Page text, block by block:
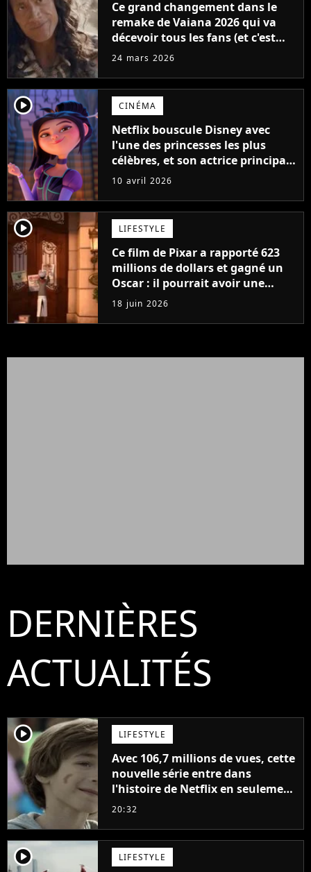
Ce grand changement dans le
remake de Vaiana 2026 qui va
décevoir tous les fans (et c'est
pas la perruque de Dwayne
24 mars 2026
player2 CINÉMA
Netflix bouscule Disney avec
l'une des princesses les plus
célèbres, et son actrice principale
est un choix parfait
10 avril 2026
player2 LIFESTYLE
Ce film de Pixar a rapporté 623
millions de dollars et gagné un
Oscar : il pourrait avoir une
suite... version Terminator 2
18 juin 2026
DERNIÈRES
ACTUALITÉS
player2 LIFESTYLE
Avec 106,7 millions de vues, cette
nouvelle série entre dans
l'histoire de Netflix en seulement
48 jours
20:32
player2 LIFESTYLE